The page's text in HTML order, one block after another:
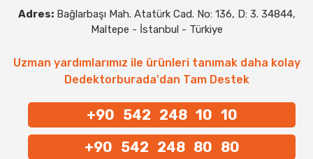
Adres: Bağlarbaşı Mah. Atatürk Cad. No: 136, D: 3. 34844,
Maltepe - İstanbul - Türkiye
Uzman yardımlarımız ile ürünleri tanımak daha kolay
Dedektorburada'dan Tam Destek
+90 542 248 10 10
+90 542 248 80 80